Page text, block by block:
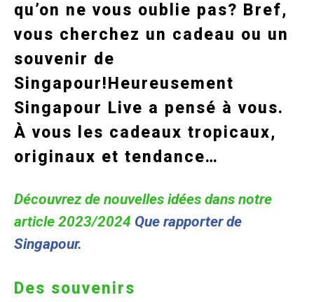
qu’on ne vous oublie pas? Bref,
vous cherchez un cadeau ou un
souvenir de
Singapour!Heureusement
Singapour Live a pensé à vous.
À vous les cadeaux tropicaux,
originaux et tendance…
Découvrez de nouvelles idées dans notre
article 2023/2024 Que rapporter de
Singapour.
Des souvenirs